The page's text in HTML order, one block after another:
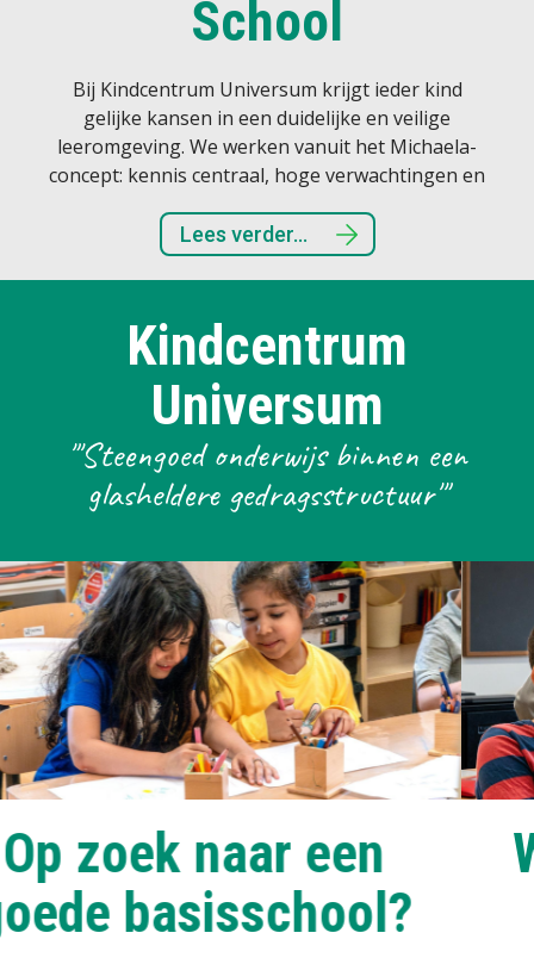
School
Bij Kindcentrum Universum krijgt ieder kind
gelijke kansen in een duidelijke en veilige
leeromgeving. We werken vanuit het Michaela-
concept: kennis centraal, hoge verwachtingen en
vertrouwen naar een sterke toekomst.
Lees verder...
Kindcentrum
Universum
"'Steengoed onderwijs binnen een
glasheldere gedragsstructuur'"
een
Wij weten